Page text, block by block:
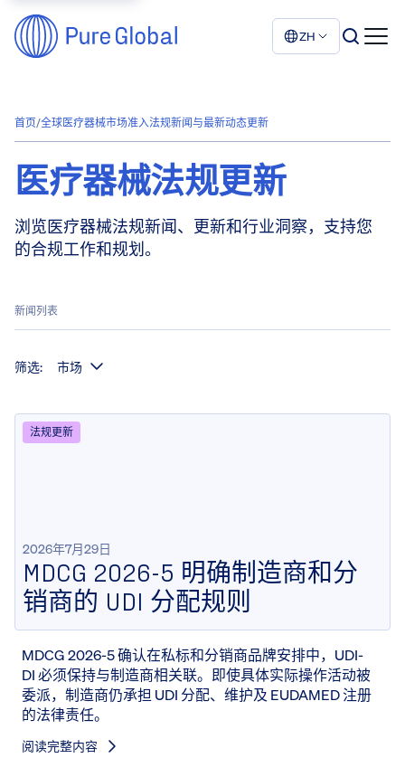
ZH
首页/全球医疗器械市场准入法规新闻与最新动态更新
医疗器械法规更新
浏览医疗器械法规新闻、更新和行业洞察，支持您
的合规工作和规划。
新闻列表
筛选: 市场
法规更新
2026年7月29日
MDCG 2026-5 明确制造商和分
销商的 UDI 分配规则
MDCG 2026-5 确认在私标和分销商品牌安排中，UDI-
DI 必须保持与制造商相关联。即使具体实际操作活动被
委派，制造商仍承担 UDI 分配、维护及 EUDAMED 注册
的法律责任。
阅读完整内容